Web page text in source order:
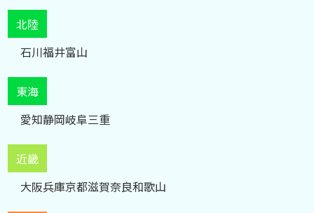
北陸
石川福井富山
東海
愛知静岡岐阜三重
近畿
大阪兵庫京都滋賀奈良和歌山